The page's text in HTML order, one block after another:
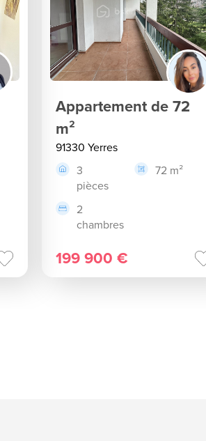
Appartement de 72
m²
91330 Yerres
3
pièces
72 m²
2
chambres
199 900 €